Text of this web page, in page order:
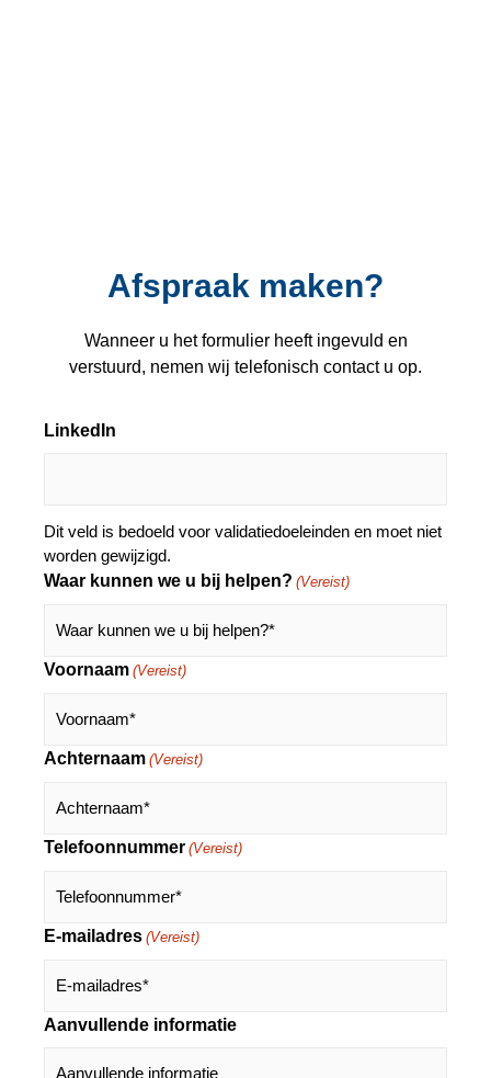
Afspraak maken?
Wanneer u het formulier heeft ingevuld en
verstuurd, nemen wij telefonisch contact u op.
LinkedIn
Dit veld is bedoeld voor validatiedoeleinden en moet niet
worden gewijzigd.
Waar kunnen we u bij helpen? (Vereist)
Voornaam (Vereist)
Achternaam (Vereist)
Telefoonnummer (Vereist)
E-mailadres (Vereist)
Aanvullende informatie